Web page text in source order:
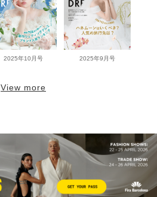
2025年10月号 2025年9月号
View more